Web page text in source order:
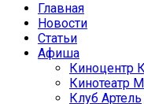
Главная
Новости
Статьи
Афиша
Киноцентр
Кинотеатр
Клуб Артель